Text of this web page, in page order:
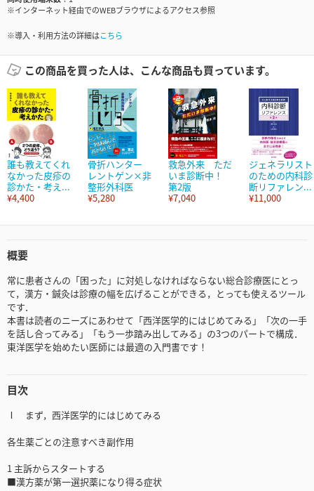
※インターネット経由でのWEBブラウザによるアクセス参照
※導入・利用方法の詳細はこちら
この商品を買った人は、こんな商品も買っています。
誰も教えてくれ
なかった皮疹の
診かた・考え...
¥4,400
骨折ハンター
レントゲン×非
整形外科医
¥5,280
救急外来 ただ
いま診断中！
第2版
¥7,040
ジェネラリスト
のための内科診
断リファレン...
¥11,000
概要
常に患者さんの「困った」に対処しなければならない総合診療医にとっ
て，漢方・鍼灸は診療の幅を広げることができる，とっても使えるツール
です．
本書は読者のニーズにあわせて「西洋医学的にはじめてみる」「次の一手
を話し合ってみる」「もう一歩踏み出してみる」の3つのパートで構成．
東洋医学を始めたい医師には最適の入門書です！
目次
Ⅰ まず，西洋医学的にはじめてみる
各生薬ごとの注意すべき副作用
1 主訴からスタートする
■漢方薬が第一選択薬になり得る症状